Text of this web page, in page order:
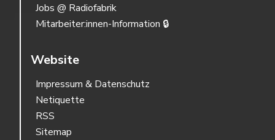
Jobs @ Radiofabrik
Mitarbeiter:innen-Information 🔒
Website
Impressum & Datenschutz
Netiquette
RSS
Sitemap